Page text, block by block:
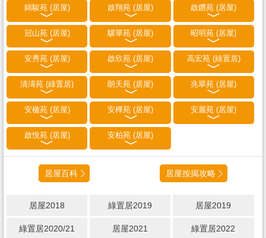
錦駿苑 (居屋) 啟翔苑 (居屋) 啟鑽苑 (居屋)
冠山苑 (居屋) 驥華苑 (居屋) 昭明苑 (居屋)
安秀苑 (居屋) 啟欣苑 (居屋) 高宏苑 (綠置居)
清濤苑 (綠置居) 朗天苑 (居屋) 兆翠苑 (居屋)
安楹苑 (居屋) 安樺苑 (居屋) 安麗苑 (居屋)
啟悅苑 (居屋) 安柏苑 (居屋)
居屋百科 居屋按揭攻略
居屋2018 綠置居2019 居屋2019
綠置居2020/21 居屋2021 綠置居2022